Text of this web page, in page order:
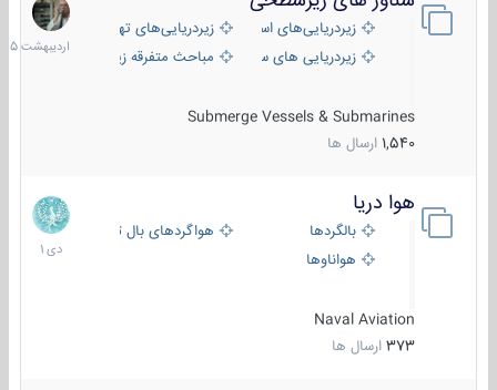
زیردریایی‌های استراتژیکزیردریایی‌های تهاجمی
زیردریایی های سبک
مباحث متفرقه زیرسطحی
Submerge Vessels & Submarines
1,540 ارسال ها
1405
هوا دریا
بالگردها
هواگردهای بال ثابت
هواناوها
Naval Aviation
373 ارسال ها
12
دی
1401